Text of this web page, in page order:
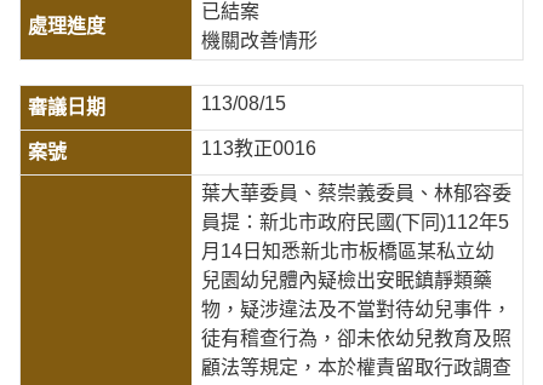
已結案
機關改善情形
113/08/15
113教正0016
葉大華委員、蔡崇義委員、林郁容委
員提：新北市政府民國(下同)112年5
月14日知悉新北市板橋區某私立幼
兒園幼兒體內疑檢出安眠鎮靜類藥
物，疑涉違法及不當對待幼兒事件，
徒有稽查行為，卻未依幼兒教育及照
顧法等規定，本於權責留取行政調查